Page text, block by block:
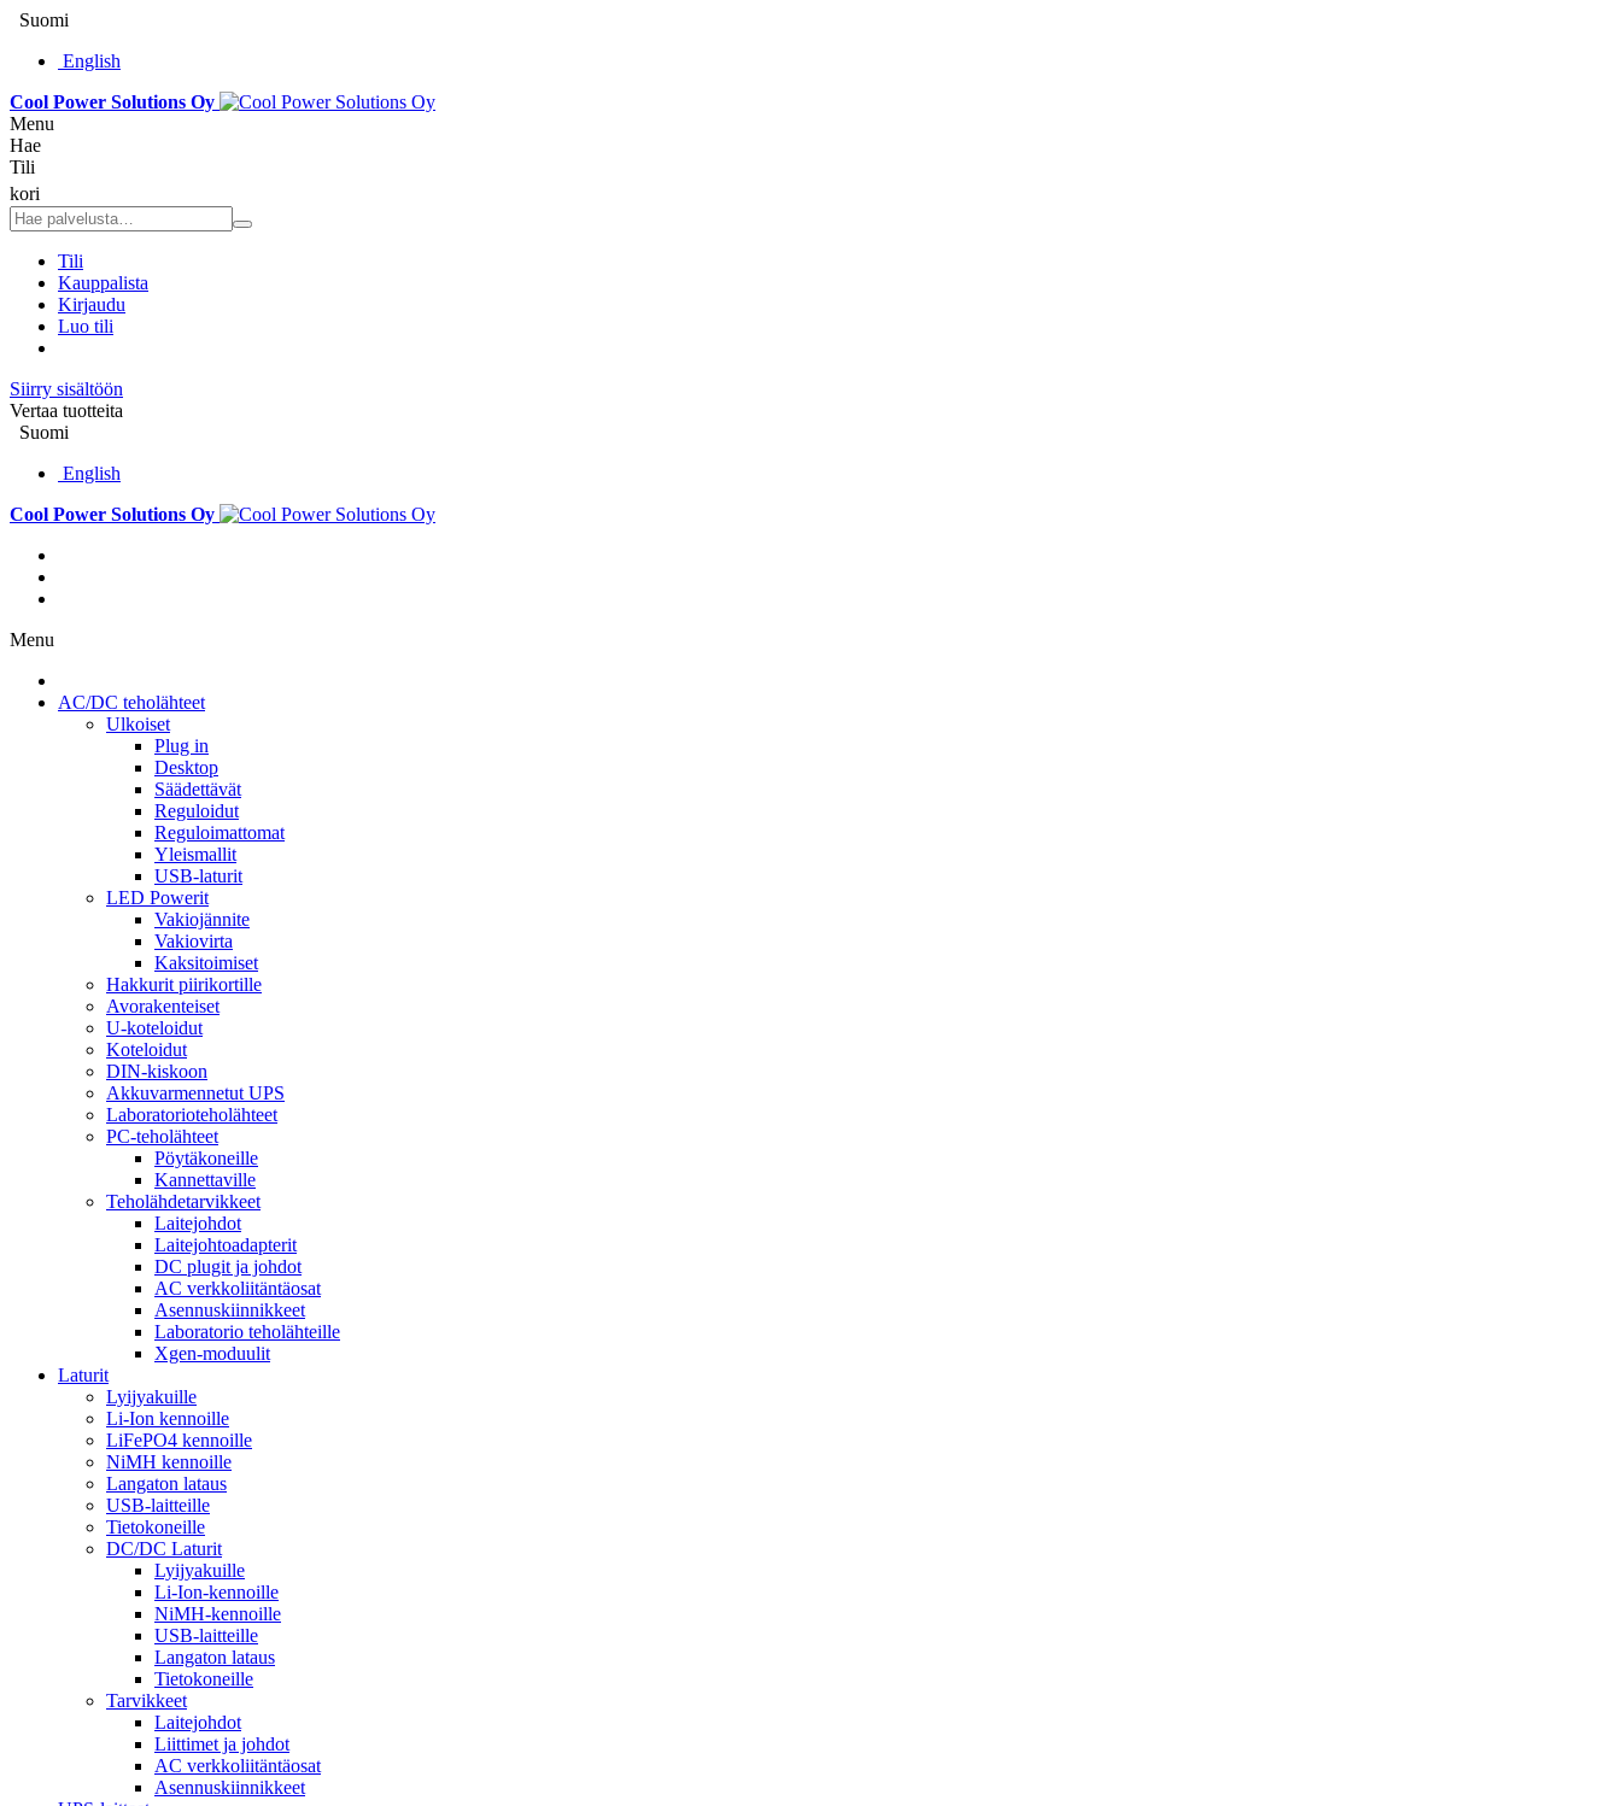
Suomi
English
Cool Power Solutions Oy
Menu
Hae
Tili
kori
Tili
Kauppalista
Kirjaudu
Luo tili
Siirry sisältöön
Vertaa tuotteita
Suomi
English
Cool Power Solutions Oy
Menu
AC/DC teholähteet
Ulkoiset
Plug in
Desktop
Säädettävät
Reguloidut
Reguloimattomat
Yleismallit
USB-laturit
LED Powerit
Vakiojännite
Vakiovirta
Kaksitoimiset
Hakkurit piirikortille
Avorakenteiset
U-koteloidut
Koteloidut
DIN-kiskoon
Akkuvarmennetut UPS
Laboratorioteholähteet
PC-teholähteet
Pöytäkoneille
Kannettaville
Teholähdetarvikkeet
Laitejohdot
Laitejohtoadapterit
DC plugit ja johdot
AC verkkoliitäntäosat
Asennuskiinnikkeet
Laboratorio teholähteille
Xgen-moduulit
Laturit
Lyijyakuille
Li-Ion kennoille
LiFePO4 kennoille
NiMH kennoille
Langaton lataus
USB-laitteille
Tietokoneille
DC/DC Laturit
Lyijyakuille
Li-Ion-kennoille
NiMH-kennoille
USB-laitteille
Langaton lataus
Tietokoneille
Tarvikkeet
Laitejohdot
Liittimet ja johdot
AC verkkoliitäntäosat
Asennuskiinnikkeet